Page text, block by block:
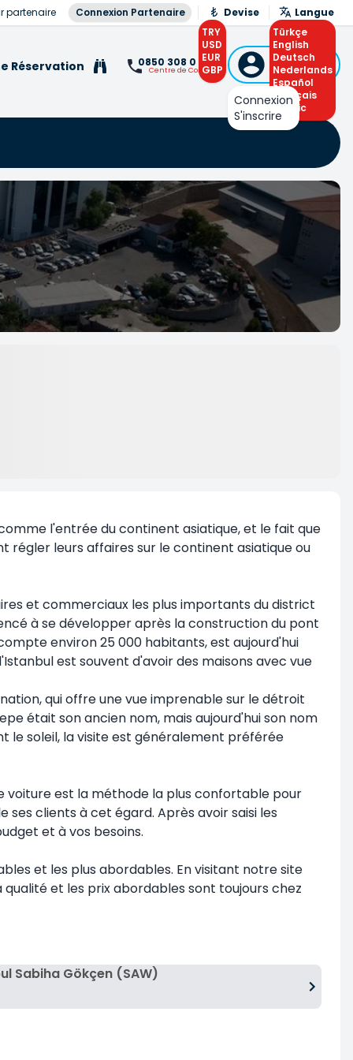
partenaire Connexion Partenaire
Devise
TRY
USD
EUR
GBP
Langue
Türkçe
English
Deutsch
Nederlands
Español
Français
Arabic
Réservation 0850 308 0 308
Centre de Contact
Connexion
ou S'inscrire
Connexion
S'inscrire
l'entrée du continent asiatique, et le fait que
régler leurs affaires sur le continent asiatique ou
et commerciaux les plus importants du district
à se développer après la construction du pont
environ 25 000 habitants, est aujourd'hui
est souvent d'avoir des maisons avec vue
qui offre une vue imprenable sur le détroit
était son ancien nom, mais aujourd'hui son nom
le soleil, la visite est généralement préférée
voiture est la méthode la plus confortable pour
clients à cet égard. Après avoir saisi les
et à vos besoins.
et les plus abordables. En visitant notre site
et les prix abordables sont toujours chez
Sabiha Gökçen (SAW)